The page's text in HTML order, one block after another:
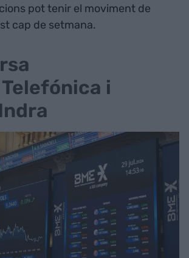
pot tenir el moviment de
cap de setmana.
i